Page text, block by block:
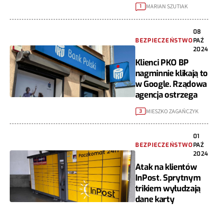
1 MARIAN SZUTIAK
BEZPIECZEŃSTWO
08
PAŹ
2024
Klienci PKO BP
nagminnie klikają to
w Google. Rządowa
agencja ostrzega
3 MIESZKO ZAGAŃCZYK
BEZPIECZEŃSTWO
01
PAŹ
2024
Atak na klientów
InPost. Sprytnym
trikiem wyłudzają
dane karty